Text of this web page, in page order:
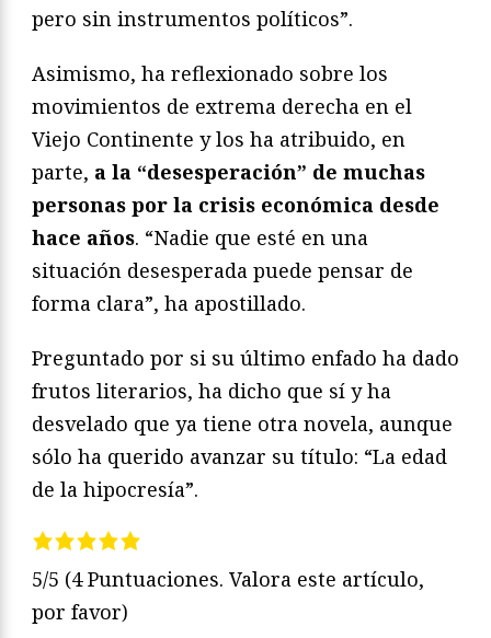
pero sin instrumentos políticos”.
Asimismo, ha reflexionado sobre los
movimientos de extrema derecha en el
Viejo Continente y los ha atribuido, en
parte, a la “desesperación” de muchas
personas por la crisis económica desde
hace años. “Nadie que esté en una
situación desesperada puede pensar de
forma clara”, ha apostillado.
Preguntado por si su último enfado ha dado
frutos literarios, ha dicho que sí y ha
desvelado que ya tiene otra novela, aunque
sólo ha querido avanzar su título: “La edad
de la hipocresía”.
5/5 (4 Puntuaciones. Valora este artículo,
por favor)